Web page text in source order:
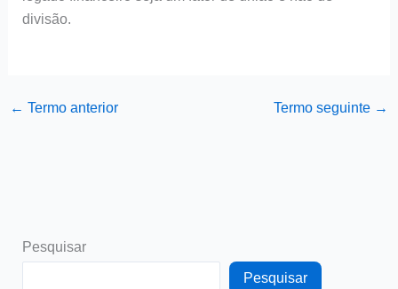
divisão.
← Termo anterior Termo seguinte →
Pesquisar
Pesquisar